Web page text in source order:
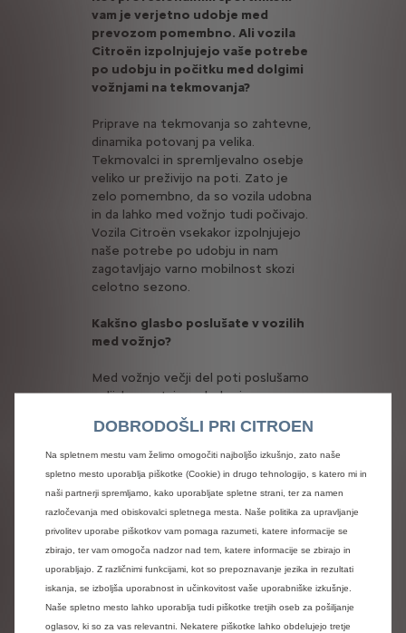
vam je verjetno udobje med
prevozom pomembno. Ali vozila
Citroën izpolnjujejo vaše potrebe
po udobju in počitku med dolgimi
vožnjami na tekmovanja?
Priprave na tekmovanja so zahtevne,
dinamika potovanj pa velika.
Tekmovalci in spremljevalno osebje
veliko ur preživijo na poti. Zato je
zelo pomembno, da so vozila udobna
in da lahko med vožnjo tudi počivajo.
Vozila Citroën vsekakor izpolnjujejo
naše potrebe po udobju in nam
zagotavljajo varno mobilnost skozi
celotno sezono.
Kakšno glasbo poslušate v vozilih
med vožnjo?
Med vožnjo večji del poti poslušamo
radijske postaje z glasbo in s
prometnimi informacijami. Glede na
dolge vožnje pa pridejo na vrsto tudi
skladbe po izboru tekmovalcev ali
trenerjev, ki pa velikokrat poskrbijo za
dobro razpoloženje in dvig energije
Kako sta naše sponzorstvo in
podpora z zagotavljanjem vozil
Citroën vplivala na splošno
zadovoljstvo in uspešnost vaše
ekipe med sezono?
DOBRODOŠLI PRI CITROEN
Na spletnem mestu vam želimo omogočiti najboljšo izkušnjo, zato naše
spletno mesto uporablja piškotke (Cookie) in drugo tehnologijo, s katero mi in
naši partnerji spremljamo, kako uporabljate spletne strani, ter za namen
razločevanja med obiskovalci spletnega mesta. Naše politika za upravljanje
privolitev uporabe piškotkov vam pomaga razumeti, katere informacije se
zbirajo, ter vam omogoča nadzor nad tem, katere informacije se zbirajo in
uporabljajo. Z različnimi funkcijami, kot so prepoznavanje jezika in rezultati
iskanja, se izboljša uporabnost in učinkovitost vaše uporabniške izkušnje.
Naše spletno mesto lahko uporablja tudi piškotke tretjih oseb za pošiljanje
oglasov, ki so za vas relevantni. Nekatere piškotke lahko obdelujejo tretje